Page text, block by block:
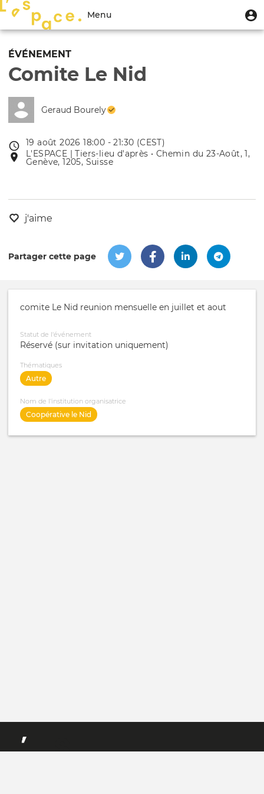
contenu
Menu
du
compte
de
l'utilisateur
Menu
Toggle
ÉVÉNEMENT
Comite Le Nid
Geraud Bourely
Date
de
l'évênement
19 août 2026 18:00 - 21:30 (CEST)
Lieu
de
L'ESPACE | Tiers-lieu d'après • Chemin du 23-Août, 1,
Genève, 1205, Suisse
j'aime
Partager cette page
comite Le Nid reunion mensuelle en juillet et aout
Statut de l'événement
Réservé (sur invitation uniquement)
Thématiques
Autre
Nom de l'institution organisatrice
Coopérative le Nid